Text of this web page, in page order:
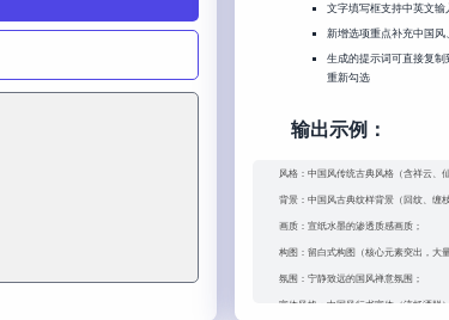
文字填写框支持中英文
新增选项重点补充中国
生成的提示词可直接复
重新勾选
输出示例：
风格：中国风传统古典风格（含祥云、
背景：中国风古典纹样背景（回纹、缠
画质：宣纸水墨的渗透质感画质；
构图：留白式构图（核心元素突出，大
氛围：宁静致远的国风禅意氛围；
字体风格：中国风行书字体（流畅洒脱）